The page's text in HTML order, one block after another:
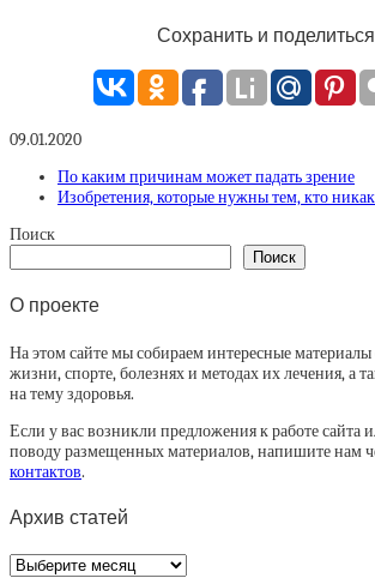
Сохранить и
09.01.2020
По каким причинам может падать зрение
Изобретения, которые нужны тем, кто
Поиск
Поиск
О проекте
На этом сайте мы собираем интересные материалы
жизни, спорте, болезнях и методах их лечения, а
на тему здоровья.
Если у вас возникли предложения к работе сайта
поводу размещенных материалов, напишите нам
контактов.
Архив статей
Архив